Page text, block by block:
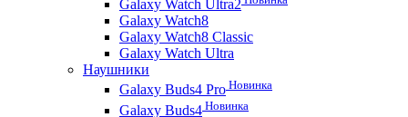
Galaxy Watch Ultra2
Galaxy Watch8
Galaxy Watch8 Classic
Galaxy Watch Ultra
Наушники
Galaxy Buds4 Pro Новинка
Galaxy Buds4 Новинка